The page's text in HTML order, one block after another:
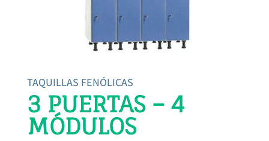
TAQUILLAS FENÓLICAS
3 PUERTAS – 4
MÓDULOS